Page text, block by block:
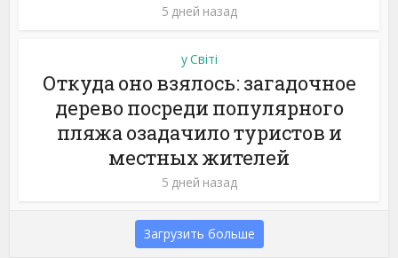
5 дней назад
у Світі
Откуда оно взялось: загадочное
дерево посреди популярного
пляжа озадачило туристов и
местных жителей
5 дней назад
Загрузить больше